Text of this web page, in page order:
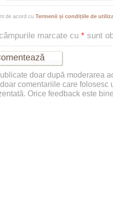
de acord cu Termenii și condițiile de
marcate cu * sunt
doar după moderarea
comentariile care folosesc
Orice feedback este